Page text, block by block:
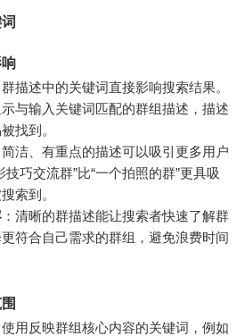
群描述中的关键词直接影响搜索结果。
与输入关键词匹配的群组描述，描述
找到。
简洁、有重点的描述可以吸引更多用户
技巧交流群”比“一个拍照的群”更具吸
索到。
：清晰的群描述能让搜索者快速了解群
符合自己需求的群组，避免浪费时间
使用反映群组核心内容的关键词，例如